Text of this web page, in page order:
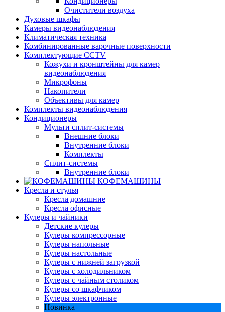
Очистители воздуха
Духовые шкафы
Камеры видеонаблюдения
Климатическая техника
Комбинированные варочные поверхности
Комплектующие CCTV
Кожухи и кронштейны для камер
видеонаблюдения
Микрофоны
Накопители
Объективы для камер
Комплекты видеонаблюдения
Кондиционеры
Мульти сплит-системы
Внешние блоки
Внутренние блоки
Комплекты
Сплит-системы
Внутренние блоки
КОФЕМАШИНЫ
Кресла и стулья
Кресла домашние
Кресла офисные
Кулеры и чайники
Детские кулеры
Кулеры компрессорные
Кулеры напольные
Кулеры настольные
Кулеры с нижней загрузкой
Кулеры с холодильником
Кулеры с чайным столиком
Кулеры со шкафчиком
Кулеры электронные
Новинка